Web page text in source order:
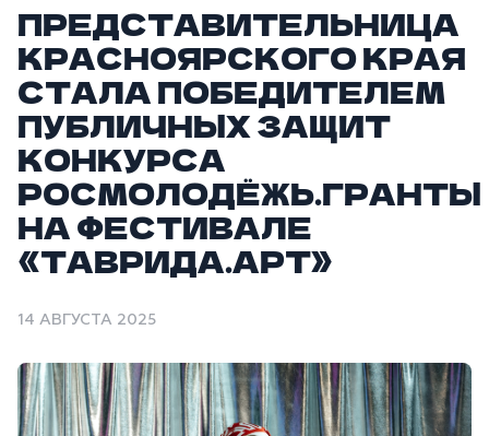
ПРЕДСТАВИТЕЛЬНИЦА
КРАСНОЯРСКОГО КРАЯ
СТАЛА ПОБЕДИТЕЛЕМ
ПУБЛИЧНЫХ ЗАЩИТ
КОНКУРСА
РОСМОЛОДЁЖЬ.ГРАНТЫ
НА ФЕСТИВАЛЕ
«ТАВРИДА.АРТ»
14 АВГУСТА 2025